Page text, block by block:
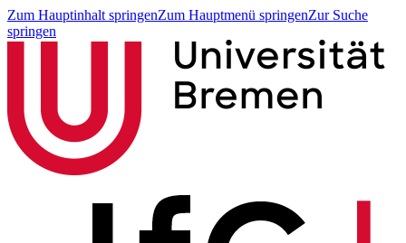
Zum Hauptinhalt springenZum Hauptmenü springenZur Suche
springen